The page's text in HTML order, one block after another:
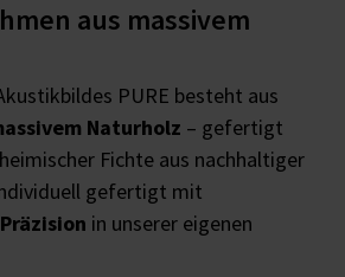
aus massivem
PURE besteht aus
Naturholz – gefertigt
Fichte aus nachhaltiger
gefertigt mit
in unserer eigenen